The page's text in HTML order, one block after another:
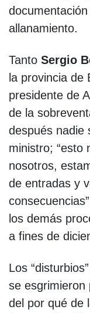
allanamiento.
Tanto Sergio
la provincia de
presidente de
de la
después nadie
ministro; “esto
nosotros,
de entradas y
los demás
a fines de
Los
se esgrimieron
del por qué de